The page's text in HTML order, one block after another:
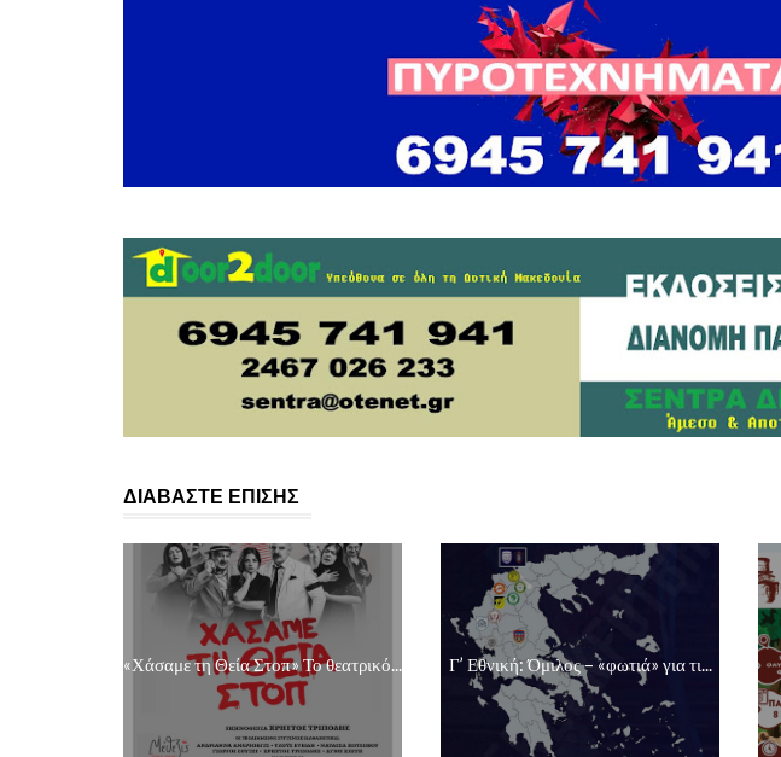
ΔΙΑΒΑΣΤΕ ΕΠΙΣΗΣ
«Χάσαμε τη Θεία Στοπ» Το θεατρικό... Γ’ Εθνική: Όμιλος – «φωτιά» για τι...